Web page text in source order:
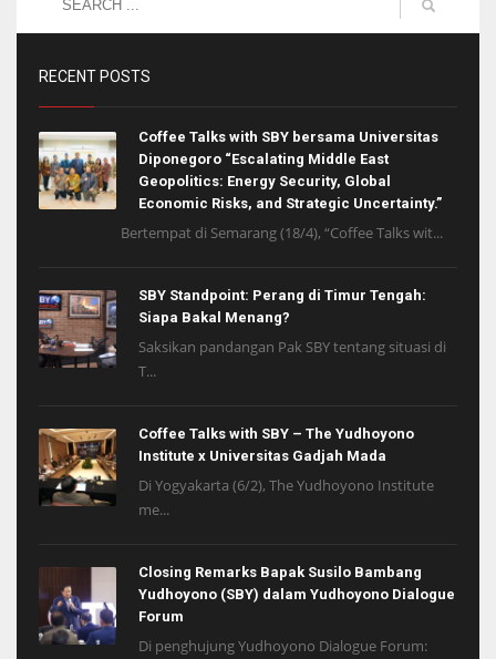
RECENT POSTS
Coffee Talks with SBY bersama Universitas
Diponegoro “Escalating Middle East
Geopolitics: Energy Security, Global
Economic Risks, and Strategic Uncertainty.”
Bertempat di Semarang (18/4), “Coffee Talks wit...
SBY Standpoint: Perang di Timur Tengah:
Siapa Bakal Menang?
Saksikan pandangan Pak SBY tentang situasi di
T...
Coffee Talks with SBY – The Yudhoyono
Institute x Universitas Gadjah Mada
Di Yogyakarta (6/2), The Yudhoyono Institute
me...
Closing Remarks Bapak Susilo Bambang
Yudhoyono (SBY) dalam Yudhoyono Dialogue
Forum
Di penghujung Yudhoyono Dialogue Forum: